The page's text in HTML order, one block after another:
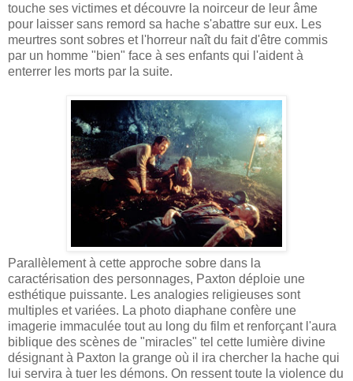
touche ses victimes et découvre la noirceur de leur âme
pour laisser sans remord sa hache s'abattre sur eux. Les
meurtres sont sobres et l'horreur naît du fait d'être commis
par un homme "bien" face à ses enfants qui l'aident à
enterrer les morts par la suite.
Parallèlement à cette approche sobre dans la
caractérisation des personnages, Paxton déploie une
esthétique puissante. Les analogies religieuses sont
multiples et variées. La photo diaphane confère une
imagerie immaculée tout au long du film et renforçant l'aura
biblique des scènes de "miracles" tel cette lumière divine
désignant à Paxton la grange où il ira chercher la hache qui
lui servira à tuer les démons. On ressent toute la violence du